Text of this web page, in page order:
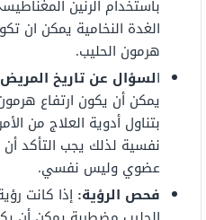
باستخدام الرنين
الغدة النخامية يمكن ان
هرمون الحليب.
السؤال عن تاريخ
يمكن أن يكون ارتفاع
بتناول أدوية العلاج من
نفسية لذلك يجب التأكد
عضوي وليس نفسي.
فحص الرؤية: إذا كانت